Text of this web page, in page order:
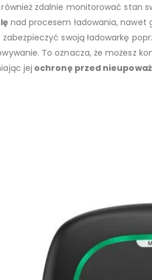
również zdalnie monitorować stan
nad procesem ładowania, nawet
zabezpieczyć swoją ładowarkę
To oznacza, że możesz
jej ochronę przed